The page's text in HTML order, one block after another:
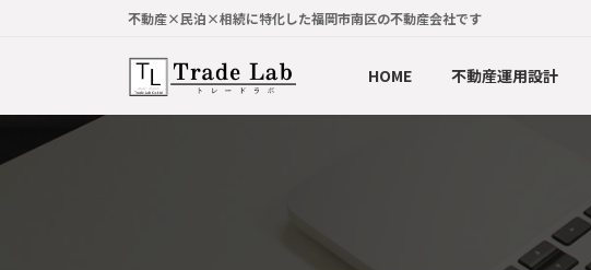
ツ
ス
シ
ン
不動産×民泊×相続に特化した福岡市南区の不動産会社です
HOME 不動産運用設計